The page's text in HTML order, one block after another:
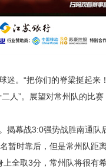
迷。 “把你们的脊梁挺起来
人”。展望对常州队的比
揭幕战3:0强势战胜南通队
暂时靠后，但是常州队距
全取3分，常州队将很有